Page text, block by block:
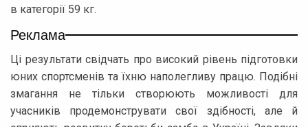
в категорії 59 кг.
Реклама
Ці результати свідчать про високий рівень підготовки
юних спортсменів та їхню наполегливу працю. Подібні
змагання не тільки створюють можливості для
учасників продемонструвати свої здібності, але й